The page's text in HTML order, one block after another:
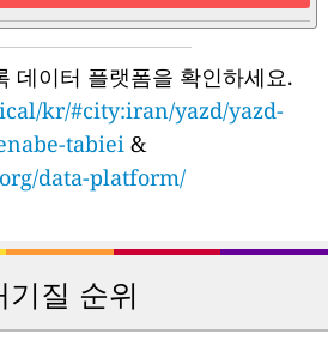
데이터 플랫폼을 확인하세요.
kr/#city:iran/yazd/yazd-
tabiei&
data-platform/
기질 순위